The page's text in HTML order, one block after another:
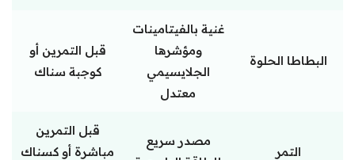
البطاطا الحلوة
غنية بالفيتامينات
ومؤشرها
الجلايسيمي
معتدل
قبل التمرين أو
كوجبة سناك
التمر
مصدر سريع
قبل التمرين
مباشرة أو كسناك